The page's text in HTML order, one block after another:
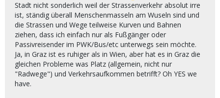
Stadt nicht sonderlich weil der Strassenverkehr absolut irre
ist, ständig überall Menschenmasseln am Wuseln sind und
die Strassen und Wege teilweise Kurven und Bahnen
ziehen, dass ich einfach nur als Fußgänger oder
Passivreisender im PWK/Bus/etc unterwegs sein möchte.
Ja, in Graz ist es ruhiger als in Wien, aber hat es in Graz die
gleichen Probleme was Platz (allgemein, nicht nur
"Radwege") und Verkehrsaufkommen betrifft? Oh YES we
have.